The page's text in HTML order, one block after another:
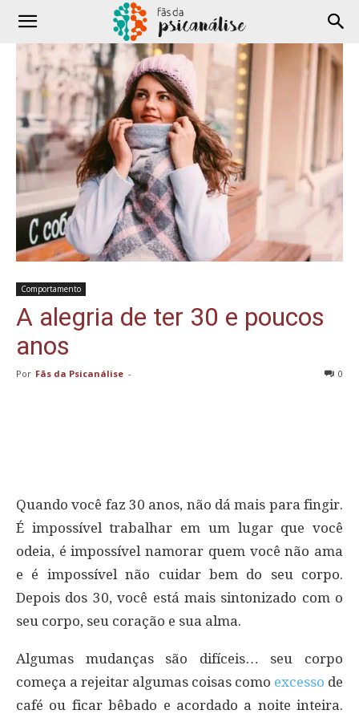
Comportamento
A alegria de ter 30 e poucos
anos
Por Fãs da Psicanálise - 0
Quando você faz 30 anos, não dá mais para fingir.
É impossível trabalhar em um lugar que você
odeia, é impossível namorar quem você não ama
e é impossível não cuidar bem do seu corpo.
Depois dos 30, você está mais sintonizado com o
seu corpo, seu coração e sua alma.
Algumas mudanças são difíceis… seu corpo
começa a rejeitar algumas coisas como excesso de
café ou ficar bêbado e acordado a noite inteira.